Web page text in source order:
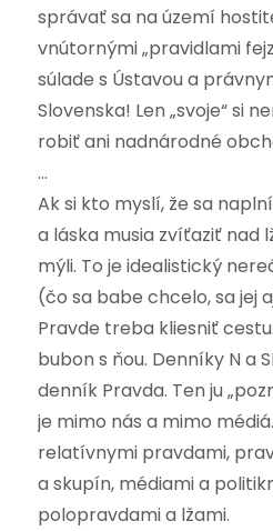
správať sa na území
vnútornými „pravidlami
súlade s Ústavou a
Slovenska! Len „svoje“ si
robiť ani nadnárodné
…
Ak si kto myslí, že sa
a láska musia zvíťaziť nad
mýli. To je idealistický
(čo sa babe chcelo, sa jej
Pravde treba kliesniť
bubon s ňou. Denníky N a
denník Pravda. Ten ju
je mimo nás a mimo
relatívnymi pravdami,
a skupín, médiami a
polopravdami a lžami.